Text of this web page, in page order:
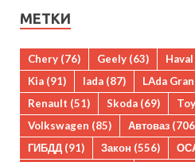
МЕТКИ
Chery (76) Geely (63) Haval
Kia (91) lada (87) LAda
Renault (51) Skoda (69)
Volkswagen (85) Автоваз
ГИБДД (91) Закон (556)